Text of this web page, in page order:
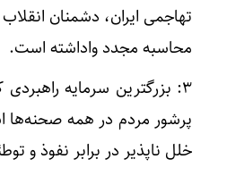
تهاجمی ایران، دشمنان
محاسبه مجدد واداشته است.
3: بزرگترین سرمایه
پرشور مردم در همه
خلل ناپذیر در برابر نفوذ و